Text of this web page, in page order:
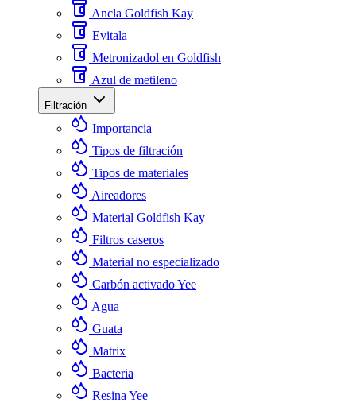
Ancla Goldfish Kay
Evitala
Metronizadol en Goldfish
Azul de metileno
Filtración
Importancia
Tipos de filtración
Tipos de materiales
Aireadores
Material Goldfish Kay
Filtros caseros
Material no especializado
Carbón activado Yee
Agua
Guata
Matrix
Bacteria
Resina Yee